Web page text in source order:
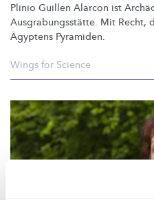
Plinio Guillen Alarcon ist
Ausgrabungsstätte. Mit Recht,
Ägyptens Pyramiden.
Wings for Science